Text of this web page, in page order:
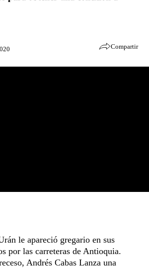
Compartir
le apareció gregario en sus
por las carreteras de Antioquia.
Andrés Cabas Lanza una